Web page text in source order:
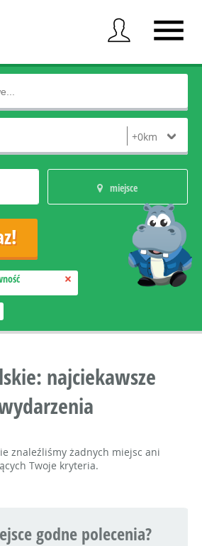
miejsce
najciekawsze
znaleźliśmy żadnych miejsc ani
Twoje kryteria.
godne polecenia?